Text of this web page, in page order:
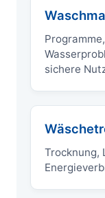
sichere
Trocknung,